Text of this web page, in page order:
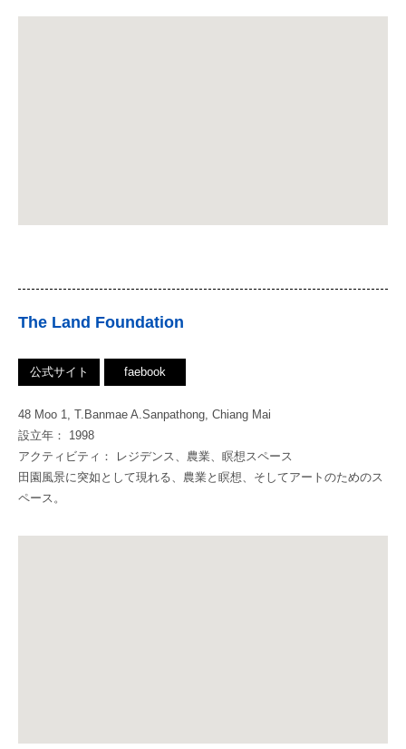
The Land Foundation
公式サイト faebook
48 Moo 1, T.Banmae A.Sanpathong, Chiang Mai
設立年： 1998
アクティビティ： レジデンス、農業、瞑想スペース
田園風景に突如として現れる、農業と瞑想、そしてアートのためのス
ペース。